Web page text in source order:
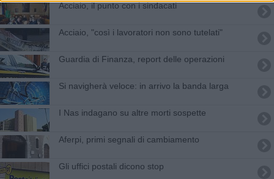
Acciaio, il punto con i sindacati
Acciaio, "così i lavoratori non sono tutelati"
Guardia di Finanza, report delle operazioni
Si navigherà veloce: in arrivo la banda larga
I Nas indagano su altre morti sospette
Aferpi, primi segnali di cambiamento
Gli uffici postali dicono stop